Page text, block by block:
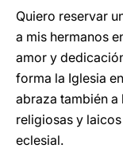
Quiero reservar
a mis hermanos
amor y
forma la Iglesia
abraza también
religiosas y
eclesial.